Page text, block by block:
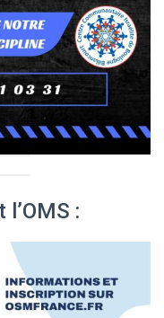
l’OMS :